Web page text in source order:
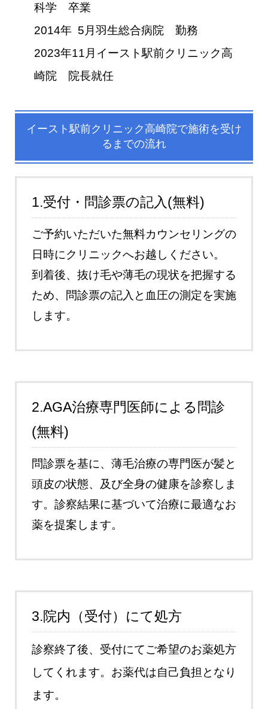
科学 卒業
2014年 5月羽生総合病院 勤務
2023年11月イースト駅前クリニック高
崎院 院長就任
イースト駅前クリニック高崎院で施術を受け
るまでの流れ
1.受付・問診票の記入(無料)
ご予約いただいた無料カウンセリングの
日時にクリニックへお越しください。
到着後、抜け毛や薄毛の現状を把握する
ため、問診票の記入と血圧の測定を実施
します。
2.AGA治療専門医師による問診
(無料)
問診票を基に、薄毛治療の専門医が髪と
頭皮の状態、及び全身の健康を診察しま
す。診察結果に基づいて治療に最適なお
薬を提案します。
3.院内（受付）にて処方
診察終了後、受付にてご希望のお薬処方
してくれます。お薬代は自己負担となり
ます。